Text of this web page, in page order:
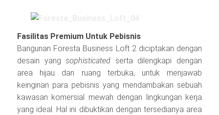
Fasilitas Premium Untuk Pebisnis
Bangunan Foresta Business Loft 2 diciptakan dengan
desain yangsophisticated serta dilengkapi dengan
area hijau dan ruang terbuka, untuk menjawab
keinginan para pebisnis yang mendambakan sebuah
kawasan komersial mewah dengan lingkungan kerja
yang ideal. Hal ini dibuktikan dengan tersedianya area